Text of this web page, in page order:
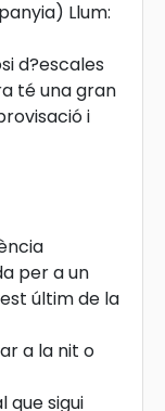
Llum:
d?escales
té una gran
i
per a un
últim de la
a la nit o
que sigui